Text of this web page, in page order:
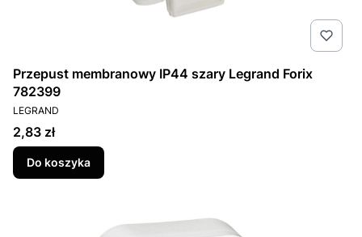
Przepust membranowy IP44 szary Legrand Forix
782399
PRODUCENT
LEGRAND
Cena
2,83 zł
Do koszyka